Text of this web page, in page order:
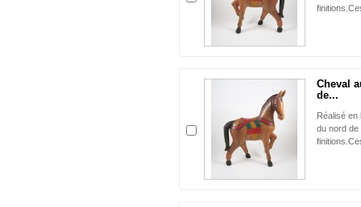
Cheval
de...
Réalisé
du nord de